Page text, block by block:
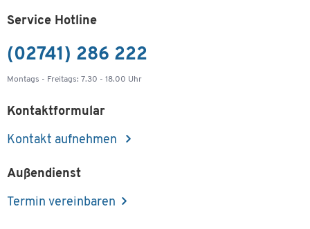
Service Hotline
(02741) 286 222
Montags - Freitags: 7.30 - 18.00 Uhr
Kontaktformular
Kontakt aufnehmen
Außendienst
Termin vereinbaren